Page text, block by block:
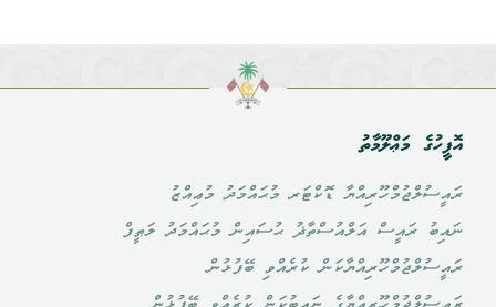
އޮފީހުގެ މަޢްލޫމާތު
ރައީސުލްޖުމްހޫރިއްޔާ ޑޮކްޓަރ މުޙައްމަދު މުޢިއްޒު
ނައިބު ރައީސް އަލްއުސްތާޛު ޙުސައިން މުޙައްމަދު ލަޠީފް
ރައީސުލްޖުމްހޫރިއްޔާކަން ކުރެއްވި ބޭފުޅުން